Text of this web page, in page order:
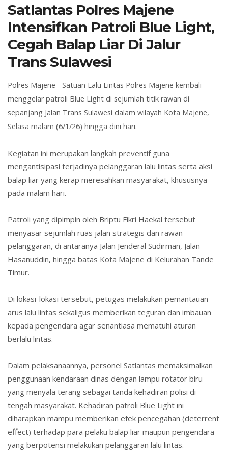
Satlantas Polres Majene
Intensifkan Patroli Blue Light,
Cegah Balap Liar Di Jalur
Trans Sulawesi
Polres Majene - Satuan Lalu Lintas Polres Majene kembali
menggelar patroli Blue Light di sejumlah titik rawan di
sepanjang Jalan Trans Sulawesi dalam wilayah Kota Majene,
Selasa malam (6/1/26) hingga dini hari.
Kegiatan ini merupakan langkah preventif guna
mengantisipasi terjadinya pelanggaran lalu lintas serta aksi
balap liar yang kerap meresahkan masyarakat, khususnya
pada malam hari.
Patroli yang dipimpin oleh Briptu Fikri Haekal tersebut
menyasar sejumlah ruas jalan strategis dan rawan
pelanggaran, di antaranya Jalan Jenderal Sudirman, Jalan
Hasanuddin, hingga batas Kota Majene di Kelurahan Tande
Timur.
Di lokasi-lokasi tersebut, petugas melakukan pemantauan
arus lalu lintas sekaligus memberikan teguran dan imbauan
kepada pengendara agar senantiasa mematuhi aturan
berlalu lintas.
Dalam pelaksanaannya, personel Satlantas memaksimalkan
penggunaan kendaraan dinas dengan lampu rotator biru
yang menyala terang sebagai tanda kehadiran polisi di
tengah masyarakat. Kehadiran patroli Blue Light ini
diharapkan mampu memberikan efek pencegahan (deterrent
effect) terhadap para pelaku balap liar maupun pengendara
yang berpotensi melakukan pelanggaran lalu lintas.